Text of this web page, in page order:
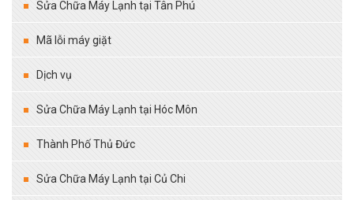
Sửa Chữa Máy Lạnh tại Tân Phú
Mã lỗi máy giặt
Dịch vụ
Sửa Chữa Máy Lạnh tại Hóc Môn
Thành Phố Thủ Đức
Sửa Chữa Máy Lạnh tại Củ Chi